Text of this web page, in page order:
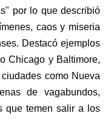
por lo que describió
caos y miseria
Destacó ejemplos
Chicago y Baltimore,
como Nueva
de vagabundos,
que temen salir a los